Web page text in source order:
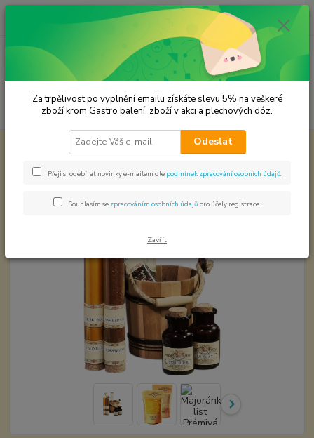
Menu
Hledat
ks
za 0,00 Kč
Premium koření Majoránka list Prémivá kvalita
Majoránka list Prémivá kvalita
Za trpělivost po vyplnění emailu získáte slevu 5% na veškeré
zboží krom Gastro balení, zboží v akci a plechových dóz.
Odeslat
Přeji si odebírat novinky e-mailem dle podmínek zpracování osobních údajů
Souhlasím se zpracováním osobních údajů pro účely registrace.
Zavřít